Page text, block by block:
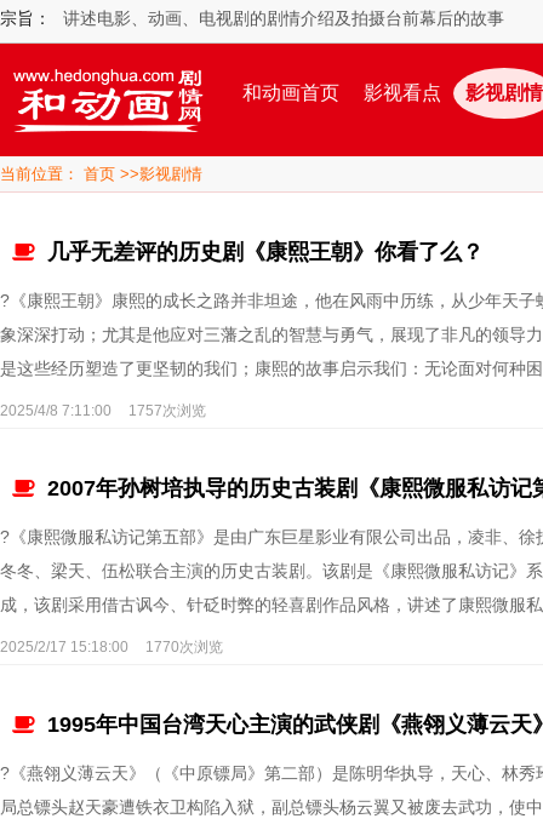
宗旨： 讲述电影、动画、电视剧的剧情介绍及拍摄台前幕后的故事
和动画首页 影视看点 影视剧情
当前位置： 首页 >>影视剧情
几乎无差评的历史剧《康熙王朝》你看了么？
?《康熙王朝》康熙的成长之路并非坦途，他在风雨中历练，从少年天
象深深打动；尤其是他应对三藩之乱的智慧与勇气，展现了非凡的领导
是这些经历塑造了更坚韧的我们；康熙的故事启示我们：无论面对何种
2025/4/8 7:11:00 1757次浏览
2007年孙树培执导的历史古装剧《康熙微服私访记
?《康熙微服私访记第五部》是由广东巨星影业有限公司出品，凌非、
冬冬、梁天、伍松联合主演的历史古装剧。该剧是《康熙微服私访记》
成，该剧采用借古讽今、针砭时弊的轻喜剧作品风格，讲述了康熙微服
2025/2/17 15:18:00 1770次浏览
1995年中国台湾天心主演的武侠剧《燕翎义薄云天
?《燕翎义薄云天》（《中原镖局》第二部）是陈明华执导，天心、林
局总镖头赵天豪遭铁衣卫构陷入狱，副总镖头杨云翼又被废去武功，使